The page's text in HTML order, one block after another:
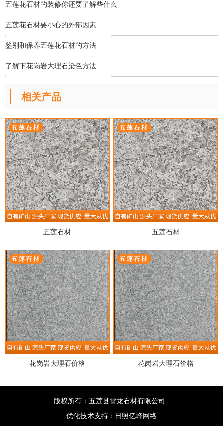
五莲花石材的装修你还要了解些什么
五莲花石材要小心的外部因素
鉴别和保养五莲花石材的方法
了解下花岗岩大理石染色方法
相关产品
五莲石材 五莲石材
花岗岩大理石价格 花岗岩大理石价格
版权所有：五莲县雪龙石材有限公司
优化技术支持： 日照亿峰网络